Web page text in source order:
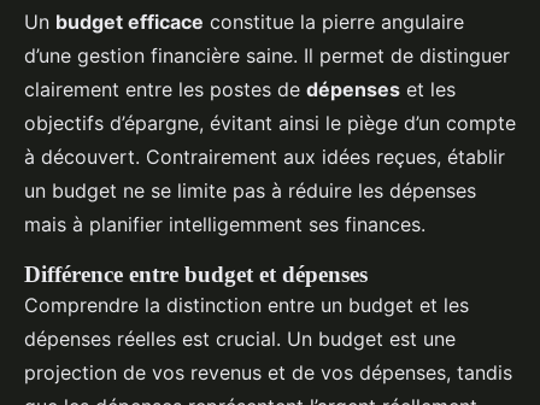
Un budget efficace constitue la pierre angulaire
d’une gestion financière saine. Il permet de distinguer
clairement entre les postes de dépenses et les
objectifs d’épargne, évitant ainsi le piège d’un compte
à découvert. Contrairement aux idées reçues, établir
un budget ne se limite pas à réduire les dépenses
mais à planifier intelligemment ses finances.
Différence entre budget et dépenses
Comprendre la distinction entre un budget et les
dépenses réelles est crucial. Un budget est une
projection de vos revenus et de vos dépenses, tandis